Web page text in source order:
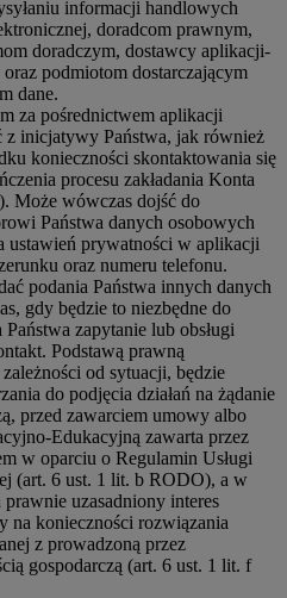
informacji handlowych
doradcom prawnym,
doradczym, dostawcy aplikacji-
podmiotom dostarczającym
dane.
za pośrednictwem aplikacji
z inicjatywy Państwa, jak również
konieczności skontaktowania się
procesu zakładania Konta
Może wówczas dojść do
Państwa danych osobowych
ustawień prywatności w aplikacji
oraz numeru telefonu.
podania Państwa innych danych
gdy będzie to niezbędne do
zapytanie lub obsługi
Podstawą prawną
od sytuacji, będzie
do podjęcia działań na żądanie
przed zawarciem umowy albo
Edukacyjną zawarta przez
w oparciu o Regulamin Usługi
(art. 6 ust. 1 lit. b RODO), a w
prawnie uzasadniony interes
na konieczności rozwiązania
z prowadzoną przez
gospodarczą (art. 6 ust. 1 lit. f